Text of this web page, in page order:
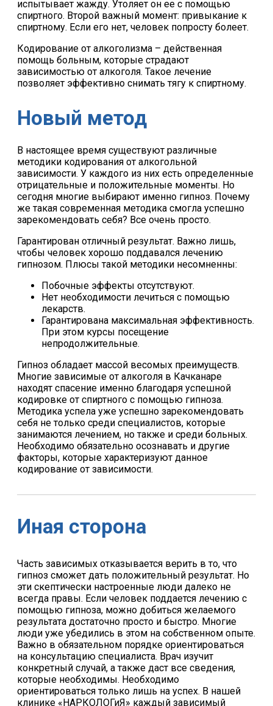
испытывает жажду. Утоляет он ее с помощью
спиртного. Второй важный момент: привыкание к
спиртному. Если его нет, человек попросту болеет.
Кодирование от алкоголизма – действенная
помощь больным, которые страдают
зависимостью от алкоголя. Такое лечение
позволяет эффективно снимать тягу к спиртному.
Новый метод
В настоящее время существуют различные
методики кодирования от алкогольной
зависимости. У каждого из них есть определенные
отрицательные и положительные моменты. Но
сегодня многие выбирают именно гипноз. Почему
же такая современная методика смогла успешно
зарекомендовать себя? Все очень просто.
Гарантирован отличный результат. Важно лишь,
чтобы человек хорошо поддавался лечению
гипнозом. Плюсы такой методики несомненны:
Побочные эффекты отсутствуют.
Нет необходимости лечиться с помощью
лекарств.
Гарантирована максимальная эффективность.
При этом курсы посещение
непродолжительные.
Гипноз обладает массой весомых преимуществ.
Многие зависимые от алкоголя в Качканаре
находят спасение именно благодаря успешной
кодировке от спиртного с помощью гипноза.
Методика успела уже успешно зарекомендовать
себя не только среди специалистов, которые
занимаются лечением, но также и среди больных.
Необходимо обязательно осознавать и другие
факторы, которые характеризуют данное
кодирование от зависимости.
Иная сторона
Часть зависимых отказывается верить в то, что
гипноз сможет дать положительный результат. Но
эти скептически настроенные люди далеко не
всегда правы. Если человек поддается лечению с
помощью гипноза, можно добиться желаемого
результата достаточно просто и быстро. Многие
люди уже убедились в этом на собственном опыте.
Важно в обязательном порядке ориентироваться
на консультацию специалиста. Врач изучит
конкретный случай, а также даст все сведения,
которые необходимы. Необходимо
ориентироваться только лишь на успех. В нашей
клинике «НАРКОЛОГиЯ» каждый зависимый